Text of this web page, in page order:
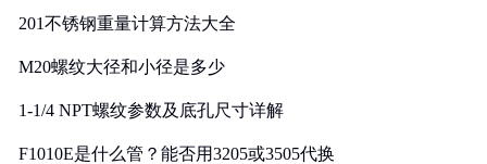
201不锈钢重量计算方法大全
M20螺纹大径和小径是多少
1-1/4 NPT螺纹参数及底孔尺寸详解
F1010E是什么管？能否用3205或3505代换